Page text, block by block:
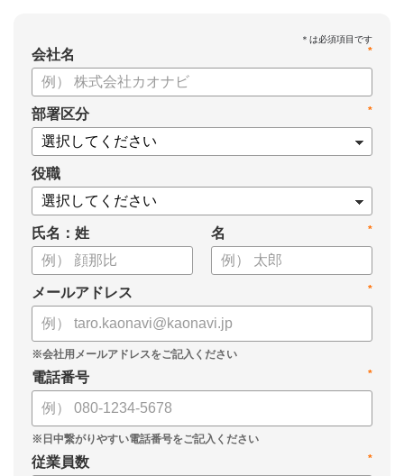
【資料の内容】
・部門人事が抱える問題とその解決法
・タレントマネジメントシステムの部門導入するメリット
・スキル管理をはじめとする企業のシステム活用事例
*
会社名
*
部署区分
役職
氏名：姓 *
名
*
メールアドレス
*
電話番号
*
従業員数